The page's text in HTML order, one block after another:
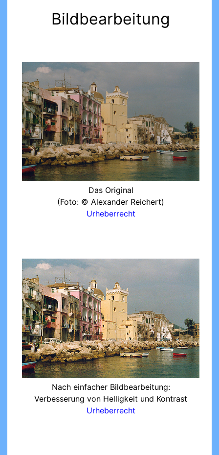
Bildbearbeitung
Das Original
(Foto: © Alexander Reichert)
Urheberrecht
Nach einfacher Bildbearbeitung:
Verbesserung von Helligkeit und Kontrast
Urheberrecht